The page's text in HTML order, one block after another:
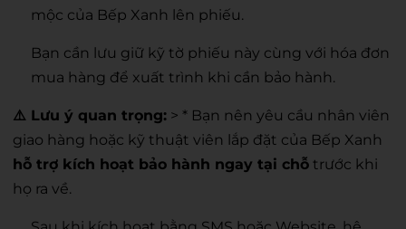
mộc của Bếp Xanh lên phiếu.
Bạn cần lưu giữ kỹ tờ phiếu này cùng với hóa đơn
mua hàng để xuất trình khi cần bảo hành.
⚠️ Lưu ý quan trọng: > * Bạn nên yêu cầu nhân viên
giao hàng hoặc kỹ thuật viên lắp đặt của Bếp Xanh
hỗ trợ kích hoạt bảo hành ngay tại chỗ trước khi
họ ra về.